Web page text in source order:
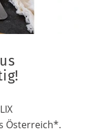
Österreich*.